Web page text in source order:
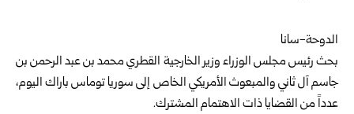
الدوحة-سانا
بحث رئيس مجلس الوزراء وزير الخارجية القطري محمد بن عبد الرحمن بن
جاسم آل ثاني والمبعوث الأمريكي الخاص إلى سوريا توماس باراك اليوم،
عدداً من القضايا ذات الاهتمام المشترك.